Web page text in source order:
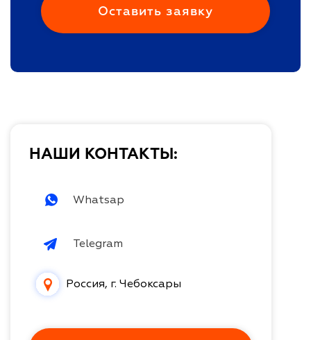
НАШИ КОНТАКТЫ:
Whatsap
Telegram
Россия, г. Чебоксары